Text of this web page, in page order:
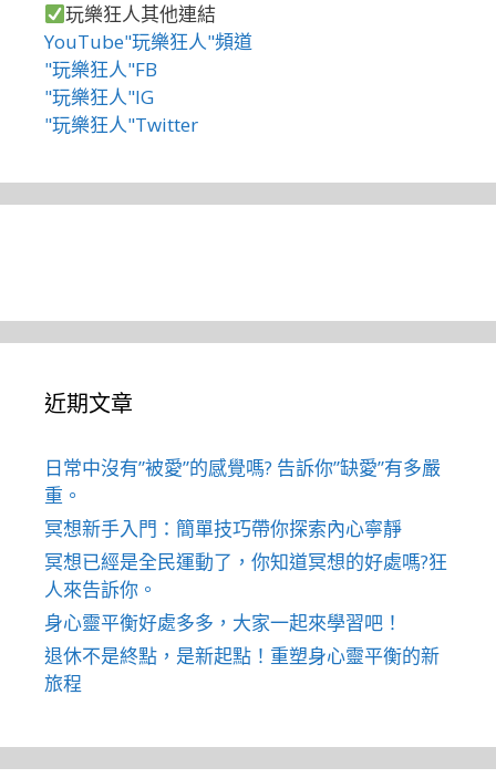
玩樂狂人其他連結
YouTube"玩樂狂人"頻道
"玩樂狂人"FB
"玩樂狂人"IG
"玩樂狂人"Twitter
近期文章
日常中沒有”被愛”的感覺嗎? 告訴你”缺愛”有多嚴
重。
冥想新手入門：簡單技巧帶你探索內心寧靜
冥想已經是全民運動了，你知道冥想的好處嗎?狂
人來告訴你。
身心靈平衡好處多多，大家一起來學習吧！
退休不是終點，是新起點！重塑身心靈平衡的新
旅程